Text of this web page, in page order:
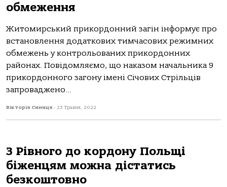
обмеження
Житомирський прикордонний загін інформує про
встановлення додаткових тимчасових режимних
обмежень у контрольованих прикордонних
районах. Повідомляємо, що наказом начальника 9
прикордонного загону імені Січових Стрільців
запроваджено...
Вікторія Синиця - 23 Травня, 2022
З Рівного до кордону Польщі
біженцям можна дістатись
безкоштовно